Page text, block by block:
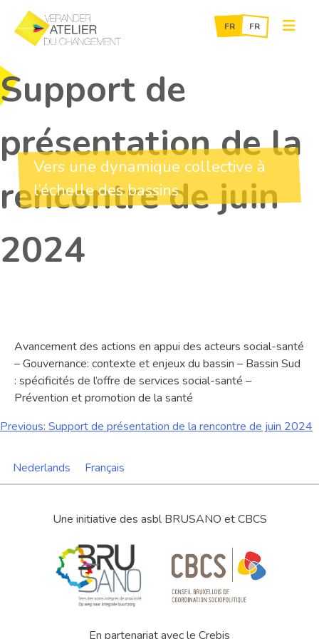
Skip
to
content
Vers une dynamique collective à
l’échelle des bassins
Support de
présentation de la
rencontre de juin
2024
Avancement des actions en appui des acteurs social-santé
– Gouvernance: contexte et enjeux du bassin – Bassin Sud
: spécificités de l’offre de services social-santé –
Prévention et promotion de la santé
Navigation
de
Previous: Support de présentation de la rencontre de juin 2024
Nederlands Français
Une initiative des asbl BRUSANO et CBCS
En partenariat avec le Crebis